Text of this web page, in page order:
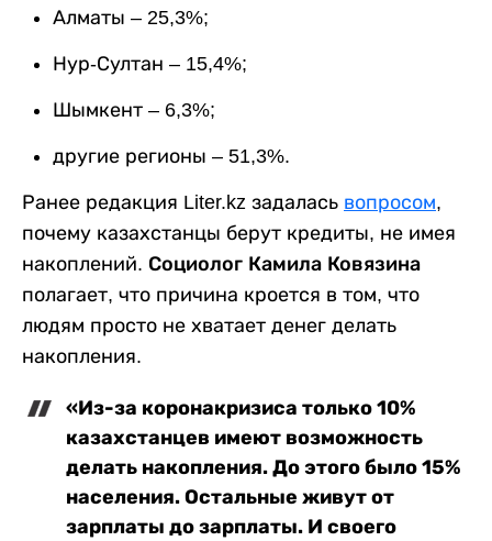
Алматы – 25,3%;
Нур-Султан – 15,4%;
Шымкент – 6,3%;
другие регионы – 51,3%.
Ранее редакция Liter.kz задалась вопросом,
почему казахстанцы берут кредиты, не имея
накоплений. Социолог Камила Ковязина
полагает, что причина кроется в том, что
людям просто не хватает денег делать
накопления.
«Из-за коронакризиса только 10%
казахстанцев имеют возможность
делать накопления. До этого было 15%
населения. Остальные живут от
зарплаты до зарплаты. И своего